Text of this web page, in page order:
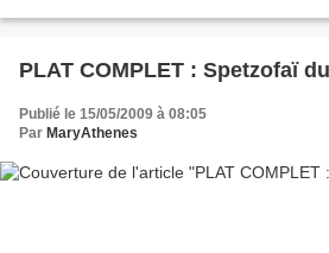
PLAT COMPLET : Spetzofaï
Publié le 15/05/2009 à 08:05
Par MaryAthenes